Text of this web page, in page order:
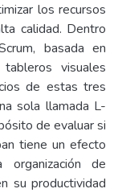
los recursos
calidad. Dentro
basada en
visuales
de estas tres
sola llamada L-
de evaluar si
tiene un efecto
de
su productividad